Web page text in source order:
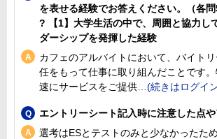
を表せる経験でお答えください。（各問
? 【1】大学生活の中で、周囲と協力し
ダーシップを発揮した経験
カフェのアルバイトにおいて、バイト
任をもって仕事に取り組んだことです
速にサービスをご提供
エントリーシート記入時に注意した点
選考はESとテストのみと少なかったた